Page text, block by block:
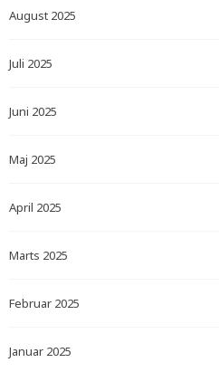
August 2025
Juli 2025
Juni 2025
Maj 2025
April 2025
Marts 2025
Februar 2025
Januar 2025